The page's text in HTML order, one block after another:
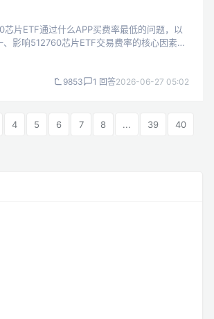
芯片ETF通过什么APP买费率最低的问题，以
、影响512760芯片ETF交易费率的核心因素
为场内交易型开放式指数基金，其交易费用主
9853 1 回答2026-06-27 05:02
4 5 6 7 8 ... 39 40